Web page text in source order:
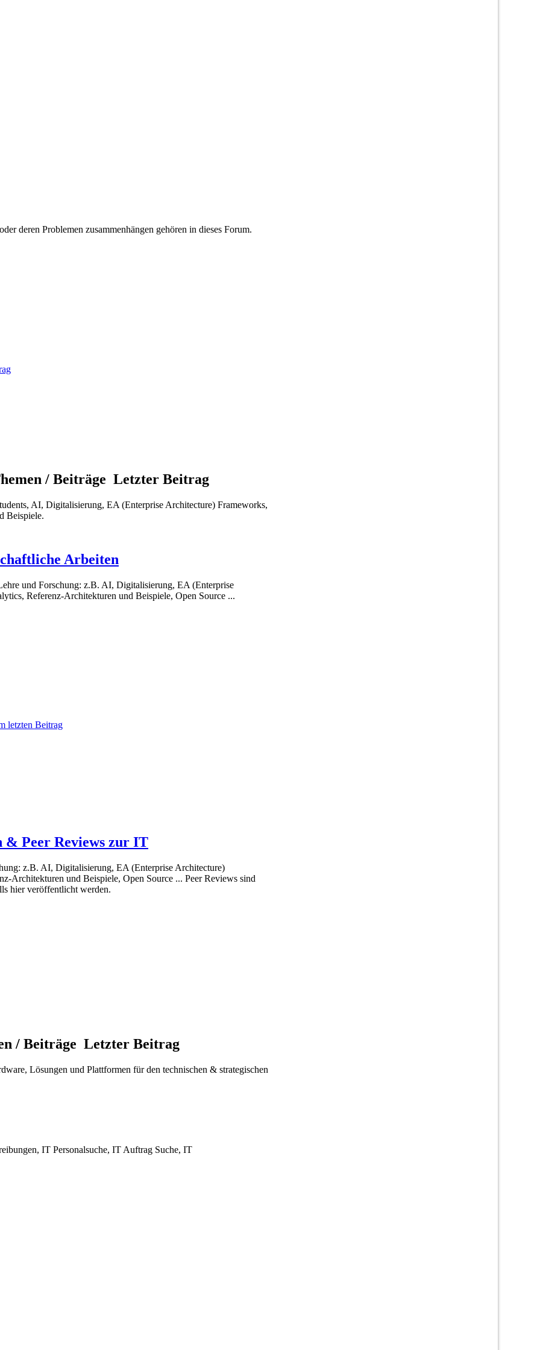
deren Problemen zusammenhängen gehören in dieses Forum.
/ Beiträge Letzter Beitrag
AI, Digitalisierung, EA (Enterprise Architecture) Frameworks,
Beispiele.
Arbeiten
und Forschung: z.B. AI, Digitalisierung, EA (Enterprise
Referenz-Architekturen und Beispiele, Open Source ...
& Peer Reviews zur IT
z.B. AI, Digitalisierung, EA (Enterprise Architecture)
Architekturen und Beispiele, Open Source ... Peer Reviews sind
hier veröffentlicht werden.
/ Beiträge Letzter Beitrag
Lösungen und Plattformen für den technischen & strategischen
IT Personalsuche, IT Auftrag Suche, IT